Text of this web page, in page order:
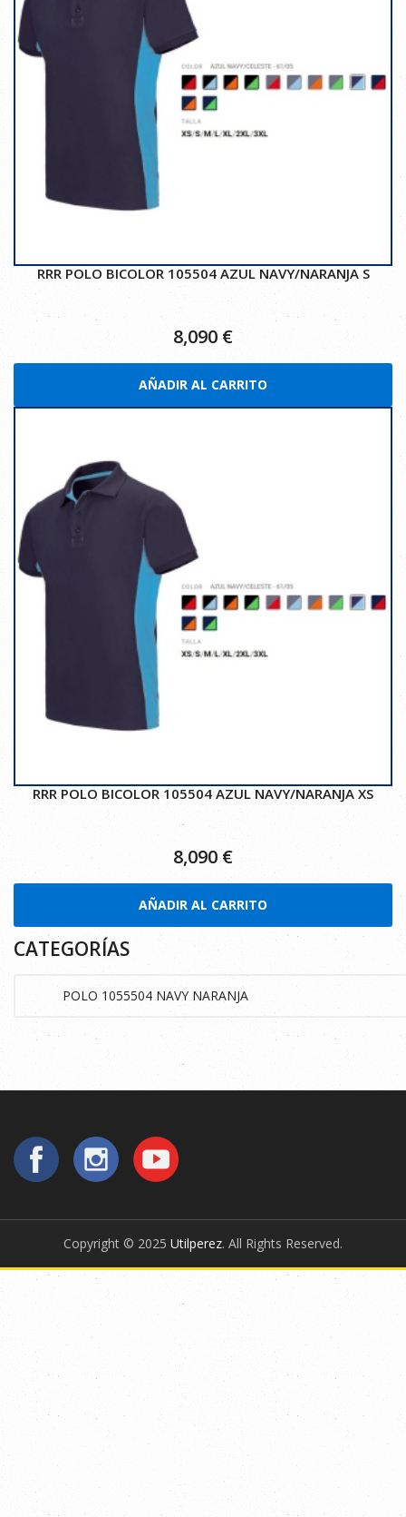
RRR POLO BICOLOR 105504 AZUL NAVY/NARANJA S
8,090 €
AÑADIR AL CARRITO
RRR POLO BICOLOR 105504 AZUL NAVY/NARANJA XS
8,090 €
AÑADIR AL CARRITO
CATEGORÍAS
Copyright © 2025 Utilperez. All Rights Reserved.